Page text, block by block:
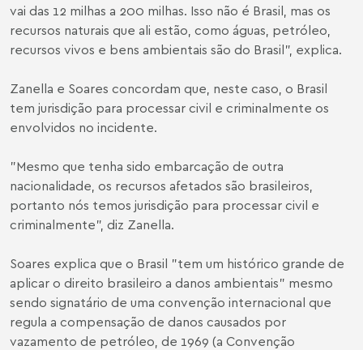
vai das 12 milhas a 200 milhas. Isso não é Brasil, mas os
recursos naturais que ali estão, como águas, petróleo,
recursos vivos e bens ambientais são do Brasil", explica.
Zanella e Soares concordam que, neste caso, o Brasil
tem jurisdição para processar civil e criminalmente os
envolvidos no incidente.
"Mesmo que tenha sido embarcação de outra
nacionalidade, os recursos afetados são brasileiros,
portanto nós temos jurisdição para processar civil e
criminalmente", diz Zanella.
Soares explica que o Brasil "tem um histórico grande de
aplicar o direito brasileiro a danos ambientais" mesmo
sendo signatário de uma convenção internacional que
regula a compensação de danos causados por
vazamento de petróleo, de 1969 (a Convenção